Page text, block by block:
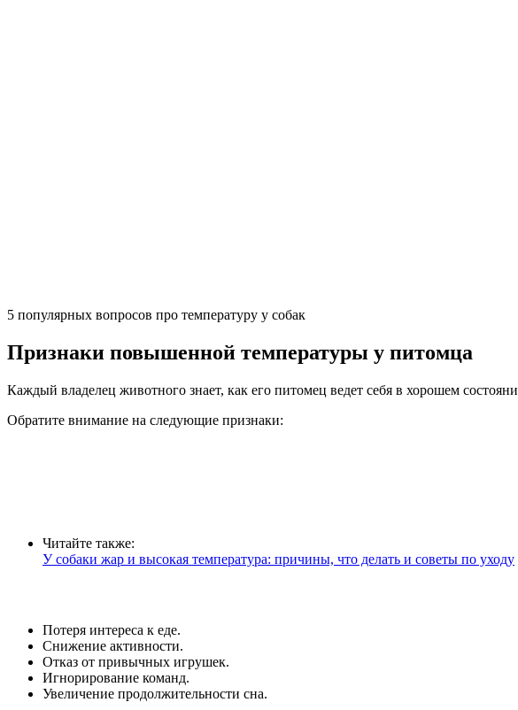
5 популярных вопросов про температуру у собак
Признаки повышенной температуры у питомца
Каждый владелец животного знает, как его питомец ведет себя в хорошем
Обратите внимание на следующие признаки:
Читайте также:
У собаки жар и высокая температура: причины, что делать и советы по уходу
Потеря интереса к еде.
Снижение активности.
Отказ от привычных игрушек.
Игнорирование команд.
Увеличение продолжительности сна.